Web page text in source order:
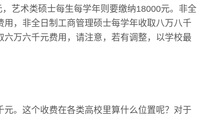
艺术类硕士每生每学年则要缴纳18000元。非全
，非全日制工商管理硕士每学年收取八万八千
万六千元费用，请注意，若有调整，以学校最
。这个收费在各类高校里算什么位置呢？对于